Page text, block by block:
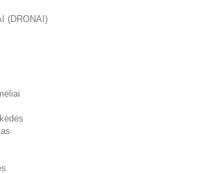
(DRONAI)